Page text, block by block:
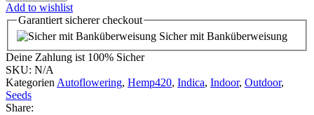
Add to wishlist
Garantiert sicherercheckout
Sicher mit Banküberweisung
Deine Zahlung ist 100% Sicher
SKU: N/A
Kategorien Autoflowering, Hemp420, Indica, Indoor, Outdoor,
Seeds
Share: